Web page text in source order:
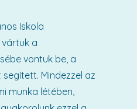
Iskola
a
vontuk be, a
Mindezzel az
munka létében,